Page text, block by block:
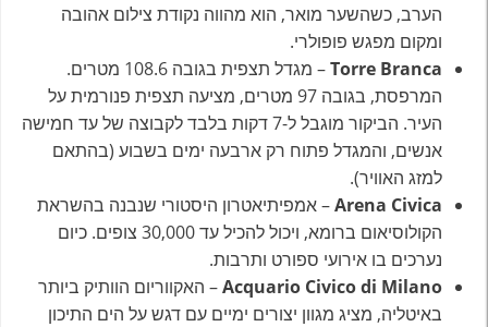
הערב, כשהשער מואר, הוא מהווה נקודת צילום אהובה
ומקום מפגש פופולרי.
Torre Branca
– מגדל תצפית בגובה 108.6 מטרים.
המרפסת, בגובה 97 מטרים, מציעה תצפית פנורמית על
העיר. הביקור מוגבל ל-7 דקות בלבד לקבוצה של עד חמישה
אנשים, והמגדל פתוח רק ארבעה ימים בשבוע (בהתאם
למזג האוויר).
Arena Civica– אמפיתיאטרון היסטורי שנבנה בהשראת
הקולוסיאום ברומא, ויכול להכיל עד 30,000 צופים. כיום
נערכים בו אירועי ספורט ותרבות.
Acquario Civico di Milano– האקווריום הוותיק ביותר
באיטליה, מציג מגוון יצורים ימיים עם דגש על הים התיכון